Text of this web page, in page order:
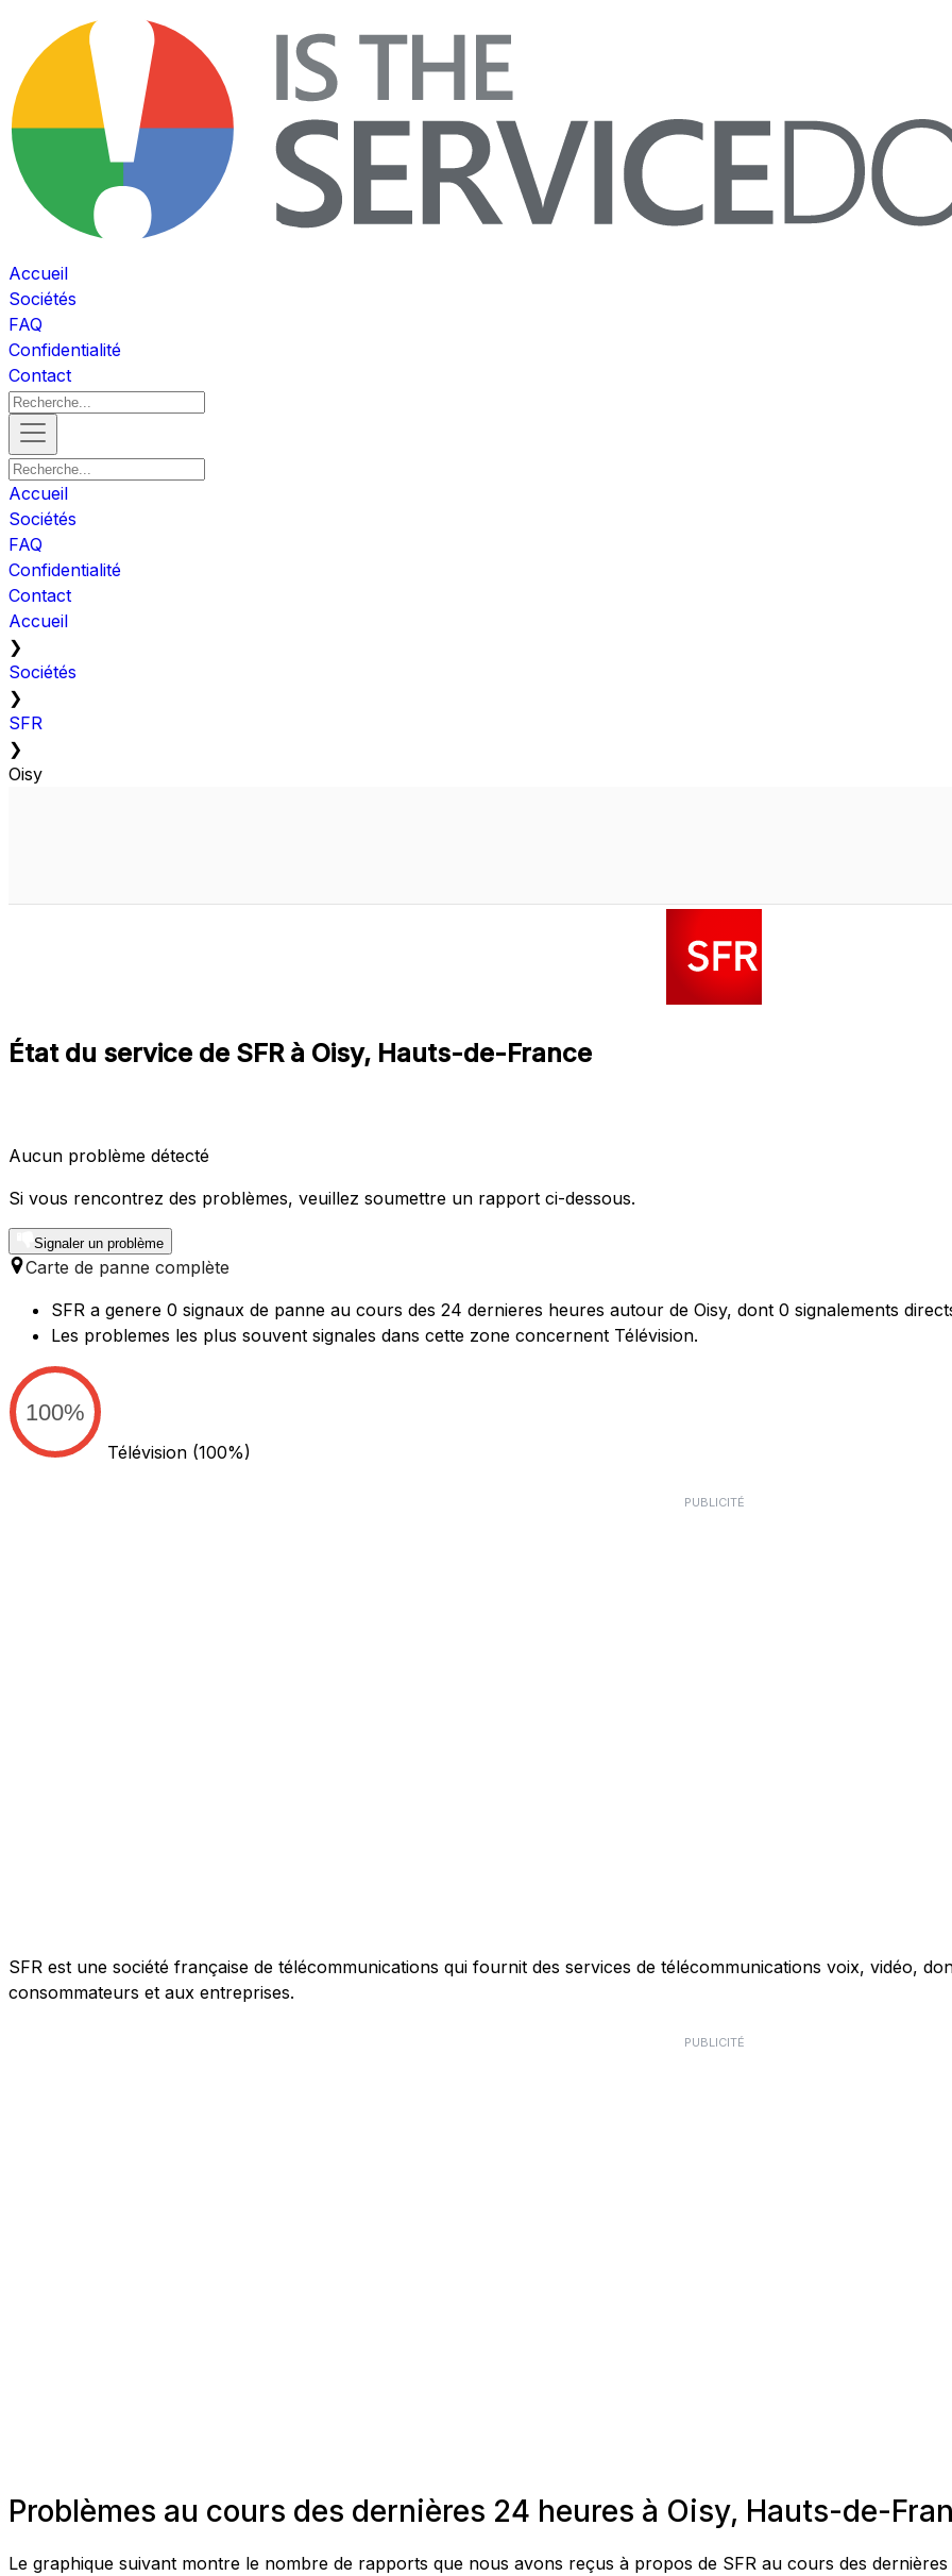
Accueil
Sociétés
FAQ
Confidentialité
Contact
Accueil
Sociétés
FAQ
Confidentialité
Contact
Accueil
❯
Sociétés
❯
SFR
❯
Oisy
État du service de SFR à Oisy, Hauts-de-France
Aucun problème détecté
Si vous rencontrez des problèmes, veuillez soumettre un rapport ci-dessous.
Signaler un problème
Carte de panne complète
SFR a genere 0 signaux de panne au cours des 24 dernieres heures autour de Oisy, dont 0 signalements
Les problemes les plus souvent signales dans cette zone concernent Télévision.
100%
Télévision (100%)
PUBLICITÉ
SFR est une société française de télécommunications qui fournit des services de télécommunications voix, vidéo,
consommateurs et aux entreprises.
PUBLICITÉ
Problèmes au cours des dernières 24 heures à Oisy, Hauts-de-
Le graphique suivant montre le nombre de rapports que nous avons reçus à propos de SFR au cours des